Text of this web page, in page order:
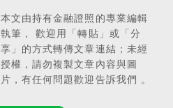
本文由持有金融證照的專業編輯
執筆，
歡迎用「轉貼」或「分
享」的方式轉傳文章連結； 未經
授權，請勿複製文章內容與圖
片，有任何問題歡迎告訴我們 。